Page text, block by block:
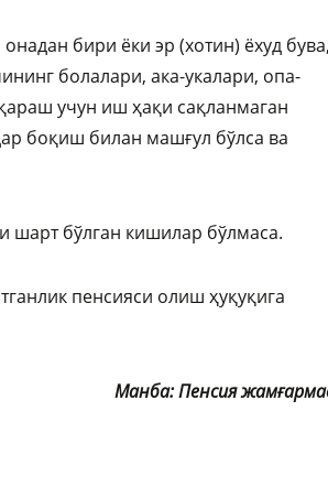
бири ёки эр (хотин) ёхуд бува,
болалари, ака-укалари, опа-
учун иш ҳақи сақланмаган
боқиш билан машғул бўлса ва
шарт бўлган кишилар бўлмаса.
пенсияси олиш ҳуқуқига
Манба: Пенсия